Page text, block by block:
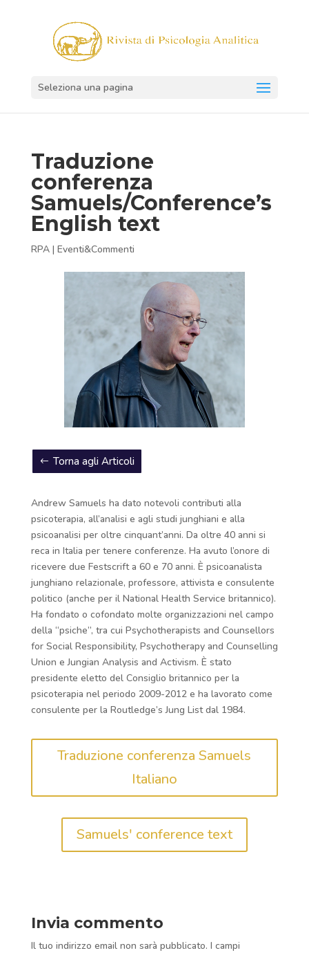
Seleziona una pagina
Traduzione
conferenza
Samuels/Conference’s
English text
RPA| Eventi&Commenti
Torna agli Articoli
Andrew Samuels ha dato notevoli contributi alla
psicoterapia, all’analisi e agli studi junghiani e alla
psicoanalisi per oltre cinquant’anni. Da oltre 40 anni si
reca in Italia per tenere conferenze. Ha avuto l’onore di
ricevere due Festscrift a 60 e 70 anni. È psicoanalista
junghiano relazionale, professore, attivista e consulente
politico (anche per il National Health Service britannico).
Ha fondato o cofondato molte organizzazioni nel campo
della “psiche”, tra cui Psychotherapists and Counsellors
for Social Responsibility, Psychotherapy and Counselling
Union e Jungian Analysis and Activism. È stato
presidente eletto del Consiglio britannico per la
psicoterapia nel periodo 2009-2012 e ha lavorato come
consulente per la Routledge’s Jung List dal 1984.
Traduzione conferenza Samuels
Italiano
Samuels' conference text
Invia commento
Il tuo indirizzo email non sarà pubblicato. I campi